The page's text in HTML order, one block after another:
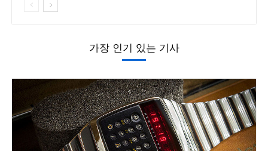
가장 인기 있는 기사